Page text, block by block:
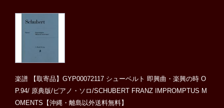
楽譜 【取寄品】GYP00072117 シューベルト 即興曲・楽興の時 O
P.94/ 原典版/ピアノ・ソロ/SCHUBERT FRANZ IMPROMPTUS M
OMENTS【沖縄・離島以外送料無料】